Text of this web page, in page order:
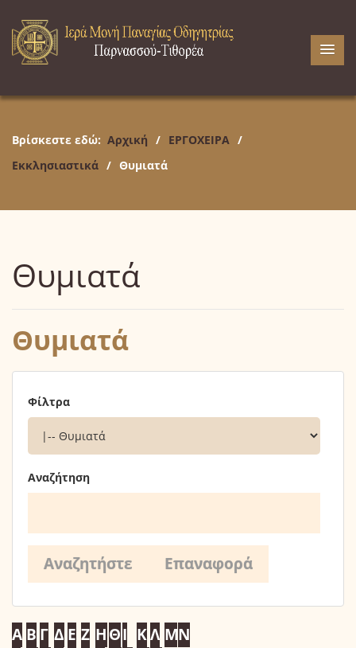
Βρίσκεστε εδώ: Αρχική / ΕΡΓΟΧΕΙΡΑ /
Εκκλησιαστικά / Θυμιατά
Θυμιατά
Θυμιατά
Φίλτρα
Αναζήτηση
Α Β Γ Δ Ε Ζ ΗΘΙ ΚΛ ΜΝ